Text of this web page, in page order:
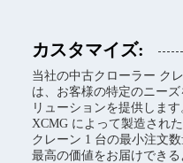
カスタマイズ:
当社の中古クローラー ク
は、お客様の特定のニー
リューションを提供しま
XCMG によって製造され
クレーン 1 台の最小注文
最高の価値をお届けでき